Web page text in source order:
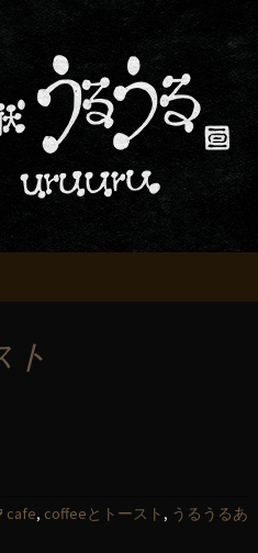
しい
ログ
る」からのお知らせ
ト
cafe, coffeeとトースト , うるうるあ